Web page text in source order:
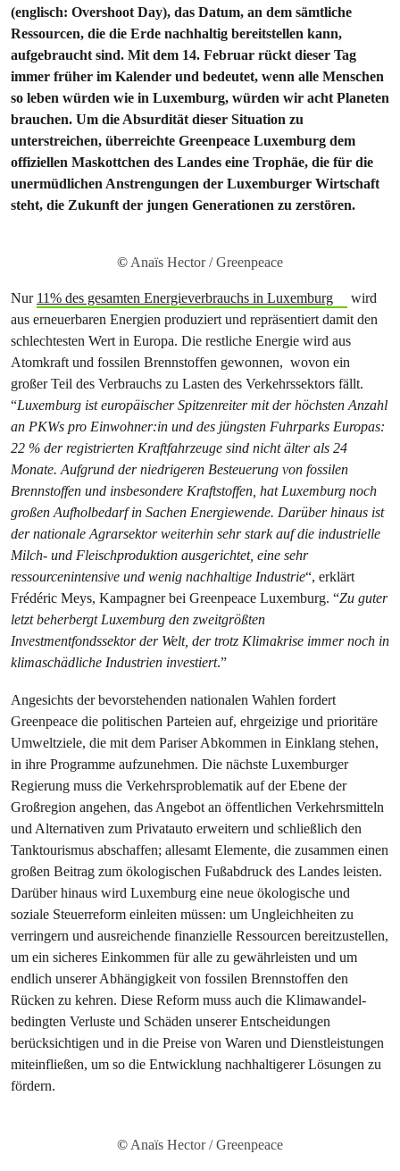
(englisch: Overshoot Day), das Datum, an dem sämtliche
Ressourcen, die die Erde nachhaltig bereitstellen kann,
aufgebraucht sind. Mit dem 14. Februar rückt dieser Tag
immer früher im Kalender und bedeutet, wenn alle Menschen
so leben würden wie in Luxemburg, würden wir acht Planeten
brauchen. Um die Absurdität dieser Situation zu
unterstreichen, überreichte Greenpeace Luxemburg dem
offiziellen Maskottchen des Landes eine Trophäe, die für die
unermüdlichen Anstrengungen der Luxemburger Wirtschaft
steht, die Zukunft der jungen Generationen zu zerstören.
© Anaïs Hector / Greenpeace
Nur 11% des gesamten Energieverbrauchs in Luxemburg
wird
aus erneuerbaren Energien produziert und repräsentiert damit den
schlechtesten Wert in Europa. Die restliche Energie wird aus
Atomkraft und fossilen Brennstoffen gewonnen, wovon ein
großer Teil des Verbrauchs zu Lasten des Verkehrssektors fällt.
“Luxemburg ist europäischer Spitzenreiter mit der höchsten Anzahl
an PKWs pro Einwohner:in und des jüngsten Fuhrparks Europas:
22 % der registrierten Kraftfahrzeuge sind nicht älter als 24
Monate. Aufgrund der niedrigeren Besteuerung von fossilen
Brennstoffen und insbesondere Kraftstoffen, hat Luxemburg noch
großen Aufholbedarf in Sachen Energiewende. Darüber hinaus ist
der nationale Agrarsektor weiterhin sehr stark auf die industrielle
Milch- und Fleischproduktion ausgerichtet, eine sehr
ressourcenintensive und wenig nachhaltige Industrie“, erklärt
Frédéric Meys, Kampagner bei Greenpeace Luxemburg. “Zu guter
letzt beherbergt Luxemburg den zweitgrößten
Investmentfondssektor der Welt, der trotz Klimakrise immer noch in
klimaschädliche Industrien investiert.”
Angesichts der bevorstehenden nationalen Wahlen fordert
Greenpeace die politischen Parteien auf, ehrgeizige und prioritäre
Umweltziele, die mit dem Pariser Abkommen in Einklang stehen,
in ihre Programme aufzunehmen. Die nächste Luxemburger
Regierung muss die Verkehrsproblematik auf der Ebene der
Großregion angehen, das Angebot an öffentlichen Verkehrsmitteln
und Alternativen zum Privatauto erweitern und schließlich den
Tanktourismus abschaffen; allesamt Elemente, die zusammen einen
großen Beitrag zum ökologischen Fußabdruck des Landes leisten.
Darüber hinaus wird Luxemburg eine neue ökologische und
soziale Steuerreform einleiten müssen: um Ungleichheiten zu
verringern und ausreichende finanzielle Ressourcen bereitzustellen,
um ein sicheres Einkommen für alle zu gewährleisten und um
endlich unserer Abhängigkeit von fossilen Brennstoffen den
Rücken zu kehren. Diese Reform muss auch die Klimawandel-
bedingten Verluste und Schäden unserer Entscheidungen
berücksichtigen und in die Preise von Waren und Dienstleistungen
miteinfließen, um so die Entwicklung nachhaltigerer Lösungen zu
fördern.
© Anaïs Hector / Greenpeace